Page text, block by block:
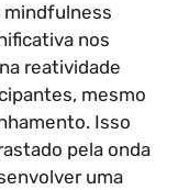
mindfulness
nos
reatividade
mesmo
Isso
pela onda
uma